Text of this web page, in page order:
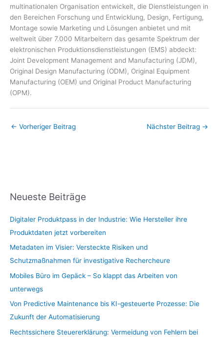
multinationalen Organisation entwickelt, die Dienstleistungen in
den Bereichen Forschung und Entwicklung, Design, Fertigung,
Montage sowie Marketing und Lösungen anbietet und mit
weltweit über 7.000 Mitarbeitern das gesamte Spektrum der
elektronischen Produktionsdienstleistungen (EMS) abdeckt:
Joint Development Management and Manufacturing (JDM),
Original Design Manufacturing (ODM), Original Equipment
Manufacturing (OEM) und Original Product Manufacturing
(OPM).
← Vorheriger Beitrag Nächster Beitrag →
Neueste Beiträge
Digitaler Produktpass in der Industrie: Wie Hersteller ihre
Produktdaten jetzt vorbereiten
Metadaten im Visier: Versteckte Risiken und
Schutzmaßnahmen für investigative Rechercheure
Mobiles Büro im Gepäck – So klappt das Arbeiten von
unterwegs
Von Predictive Maintenance bis KI-gesteuerte Prozesse: Die
Zukunft der Automatisierung
Rechtssichere Steuererklärung: Vermeidung von Fehlern bei